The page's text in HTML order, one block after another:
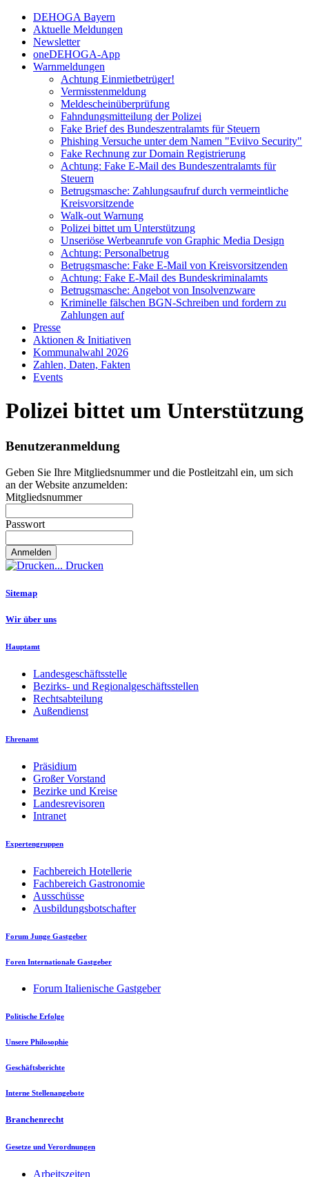
DEHOGA Bayern
Aktuelle Meldungen
Newsletter
oneDEHOGA-App
Warnmeldungen
Achtung Einmietbetrüger!
Vermisstenmeldung
Meldescheinüberprüfung
Fahndungsmitteilung der Polizei
Fake Brief des Bundeszentralamts für Steuern
Phishing Versuche unter dem Namen "Eviivo Security"
Fake Rechnung zur Domain Registrierung
Achtung: Fake E-Mail des Bundeszentralamts für
Steuern
Betrugsmasche: Zahlungsaufruf durch vermeintliche
Kreisvorsitzende
Walk-out Warnung
Polizei bittet um Unterstützung
Unseriöse Werbeanrufe von Graphic Media Design
Achtung: Personalbetrug
Betrugsmasche: Fake E-Mail von Kreisvorsitzenden
Achtung: Fake E-Mail des Bundeskriminalamts
Betrugsmasche: Angebot von Insolvenzware
Kriminelle fälschen BGN-Schreiben und fordern zu
Zahlungen auf
Presse
Aktionen & Initiativen
Kommunalwahl 2026
Zahlen, Daten, Fakten
Events
Polizei bittet um Unterstützung
Benutzeranmeldung
Geben Sie Ihre Mitgliedsnummer und die Postleitzahl ein, um sich
an der Website anzumelden:
Mitgliedsnummer
Passwort
Drucken
Sitemap
Wir über uns
Hauptamt
Landesgeschäftsstelle
Bezirks- und Regionalgeschäftsstellen
Rechtsabteilung
Außendienst
Ehrenamt
Präsidium
Großer Vorstand
Bezirke und Kreise
Landesrevisoren
Intranet
Expertengruppen
Fachbereich Hotellerie
Fachbereich Gastronomie
Ausschüsse
Ausbildungsbotschafter
Forum Junge Gastgeber
Foren Internationale Gastgeber
Forum Italienische Gastgeber
Politische Erfolge
Unsere Philosophie
Geschäftsberichte
Interne Stellenangebote
Branchenrecht
Gesetze und Verordnungen
Arbeitszeiten